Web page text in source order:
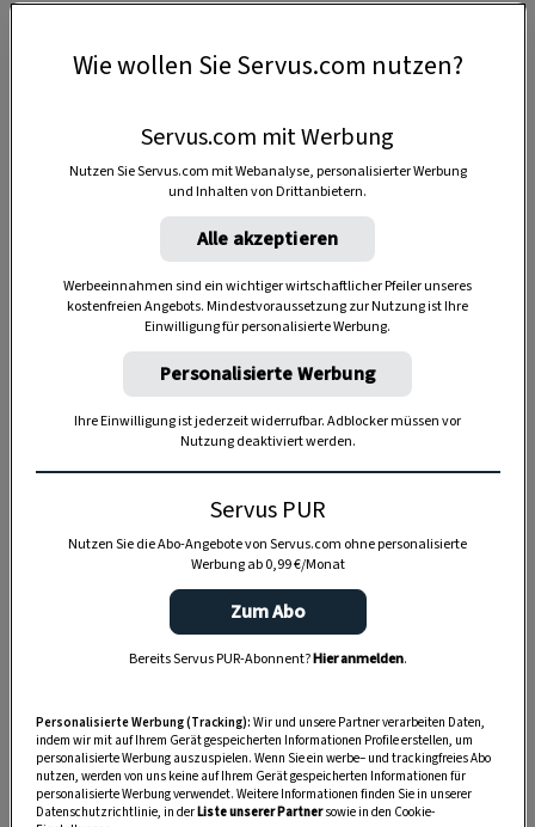
Anzeige
Wie wollen Sie Servus.com nutzen?
Servus.com mit Werbung
Nutzen Sie Servus.com mit Webanalyse, personalisierter Werbung
und Inhalten von Drittanbietern.
Alle akzeptieren
Werbeeinnahmen sind ein wichtiger wirtschaftlicher Pfeiler unseres
kostenfreien Angebots. Mindestvoraussetzung zur Nutzung ist Ihre
Einwilligung für personalisierte Werbung.
Personalisierte Werbung
Ihre Einwilligung ist jederzeit widerrufbar. Adblocker müssen vor
Nutzung deaktiviert werden.
Servus PUR
Nutzen Sie die Abo-Angebote von Servus.com ohne personalisierte
Werbung ab 0,99 €/Monat
Zum Abo
Bereits Servus PUR-Abonnent?Hier anmelden.
Personalisierte Werbung (Tracking): Wir und unsere Partner verarbeiten Daten,
indem wir mit auf Ihrem Gerät gespeicherten Informationen Profile erstellen, um
personalisierte Werbung auszuspielen. Wenn Sie ein werbe– und trackingfreies Abo
nutzen, werden von uns keine auf Ihrem Gerät gespeicherten Informationen für
personalisierte Werbung verwendet. Weitere Informationen finden Sie in unserer
Datenschutzrichtlinie, in derListe unserer Partnersowie in den Cookie-